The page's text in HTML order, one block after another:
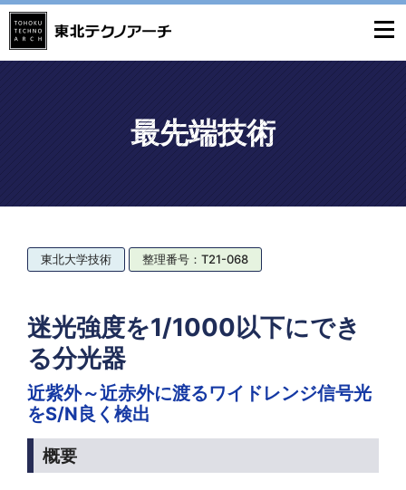
最先端技術
東北大学技術 整理番号：T21-068
迷光強度を1/1000以下にでき
る分光器
近紫外～近赤外に渡るワイドレンジ信号光
をS/N良く検出
概要